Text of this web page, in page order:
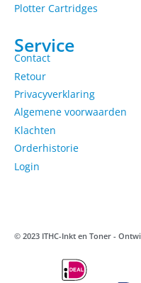
Plotter Cartridges
Service
Contact
Retour
Privacyverklaring
Algemene voorwaarden
Klachten
Orderhistorie
Login
© 2023 ITHC-Inkt en Toner -